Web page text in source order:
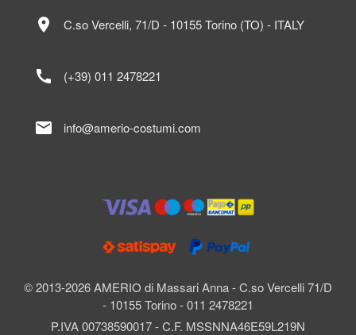
© 2013-2026 AMERIO di Massari Anna - C.so Vercelli 71/D
- 10155 Torino - 011 2478221
P.IVA 00738590017 - C.F. MSSNNA46E59L219N
location_on C.so Vercelli, 71/D - 10155 Torino (TO) - ITALY
call (+39) 011 2478221
mail info@amerio-costumi.com